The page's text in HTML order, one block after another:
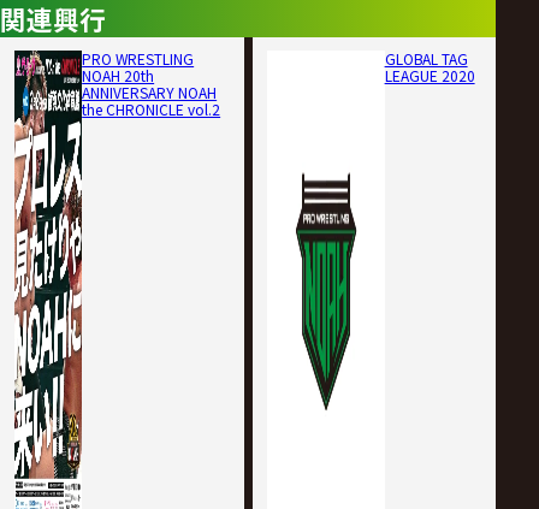
関連興行
PRO WRESTLING
NOAH 20th
ANNIVERSARY NOAH
the CHRONICLE vol.2
GLOBAL TAG
LEAGUE 2020